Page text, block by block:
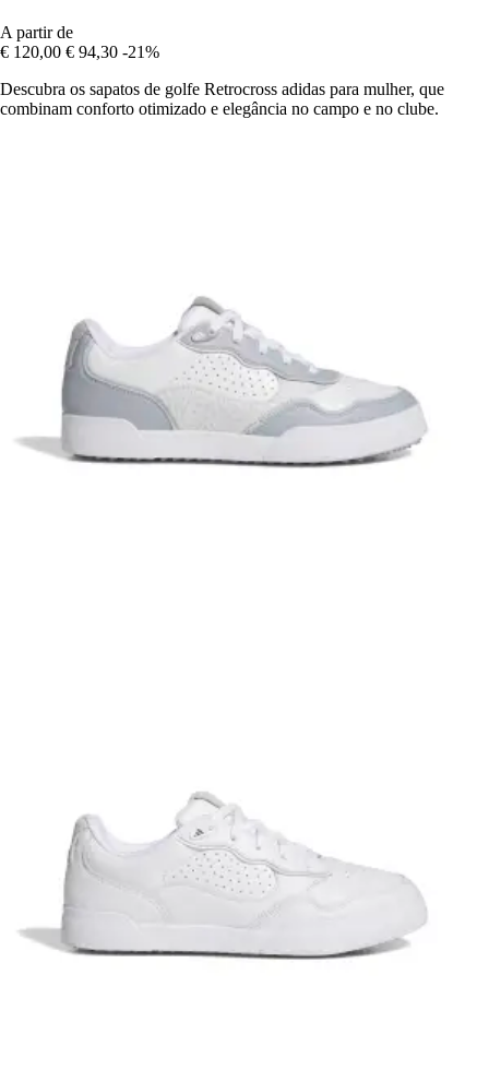
A partir de
€ 120,00 € 94,30 -21%
Descubra os sapatos de golfe Retrocross adidas para mulher, que
combinam conforto otimizado e elegância no campo e no clube.